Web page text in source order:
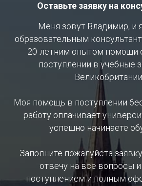
Оставьте заявку на
Меня зовут Владимир, и
образовательным
20-летним опытом помощи
поступлении в учебные
Моя помощь в поступлении
работу оплачивает
успешно начинаете
Заполните пожалуйста
отвечу на все вопросы
поступлением и полным